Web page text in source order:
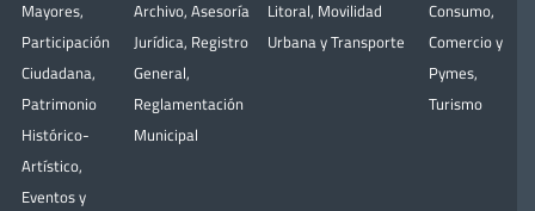
Mayores,
Participación
Ciudadana,
Patrimonio
Histórico-
Artístico,
Eventos y
Archivo, Asesoría
Jurídica, Registro
General,
Reglamentación
Municipal
Litoral, Movilidad
Urbana y Transporte
Consumo,
Comercio y
Pymes,
Turismo